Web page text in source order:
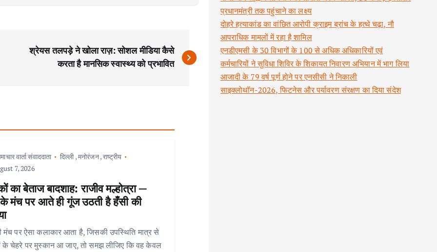
श्रेयस तलपड़े ने खोला राज़: सोशल मीडिया कैसे
करता है मानसिक स्वास्थ्य को प्रभावित
वार्ता संवाददाता दिल्ली,मनोरंजन,राष्ट्रीय
7, 2026
का बेताज बादशाह: राजीव मल्होत्रा —
मंच पर आते ही गूंज उठती है हँसी की
मंच पर ऐसा कलाकार आता है, जिसकी उपस्थिति मात्र से
के चेहरे पर मुस्कान आ जाए, तो समझ लीजिए कि वह केवल
प्रधानमंत्री तक पहुंचाने का लक्ष्य
दोहरे हत्याकांड का वांछित आरोपी क्राइम ब्रांच के हत्थे चढ़ा, नौ
आपराधिक मामलों में रहा है शामिल
एनडीएमसी के 30 विभागों के 100 से अधिक अधिकारियों एवं
कर्मचारियों ने सुविधा शिविर के शिकायत निवारण अभियान में भाग लिया
आजादी के 79 वर्ष पूर्ण होने पर एनसीसी ने निकाली
साइक्लोथॉन-2026, फिटनेस और पर्यावरण संरक्षण का दिया संदेश